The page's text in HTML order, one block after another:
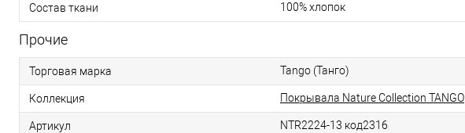
Состав ткани 100% хлопок
Прочие
Торговая марка Tango (Танго)
Коллекция Покрывала Nature Collection TANGO
Артикул NTR2224-13 код2316